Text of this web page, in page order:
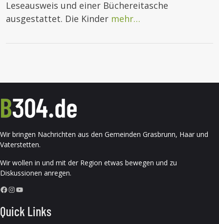
Leseausweis und einer Büchereitasche
ausgestattet. Die Kinder mehr…
Wir bringen Nachrichten aus den Gemeinden Grasbrunn, Haar und
Vaterstetten.
Wir wollen in und mit der Region etwas bewegen und zu
Diskussionen anregen.
Facebook InstagramYouTube
Quick Links